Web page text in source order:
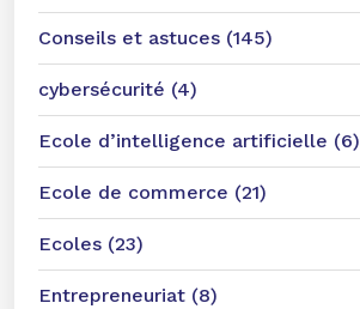
Conseils et astuces (145)
cybersécurité (4)
Ecole d’intelligence artificielle (6)
Ecole de commerce (21)
Ecoles (23)
Entrepreneuriat (8)